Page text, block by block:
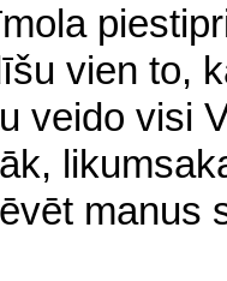
vien to,
veido visi
manus